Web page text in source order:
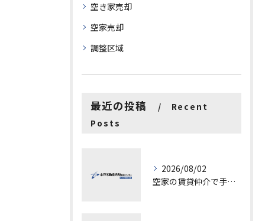
空き家売却
空家売却
調整区域
最近の投稿
Recent
Posts
2026/08/02
空家の賃貸仲介で手数料と上限を徹底解説し200万円物件の注意点も紹介